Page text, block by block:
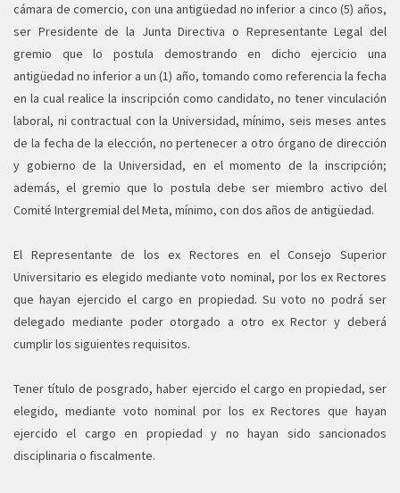
cámara de comercio, con una antigüedad no inferior a cinco (5) años,
ser Presidente de la Junta Directiva o Representante Legal del
gremio que lo postula demostrando en dicho ejercicio una
antigüedad no inferior a un (1) año, tomando como referencia la fecha
en la cual realice la inscripción como candidato, no tener vinculación
laboral, ni contractual con la Universidad, mínimo, seis meses antes
de la fecha de la elección, no pertenecer a otro órgano de dirección
y gobierno de la Universidad, en el momento de la inscripción;
además, el gremio que lo postula debe ser miembro activo del
Comité Intergremial del Meta, mínimo, con dos años de antigüedad.
El Representante de los ex Rectores en el Consejo Superior
Universitario es elegido mediante voto nominal, por los ex Rectores
que hayan ejercido el cargo en propiedad. Su voto no podrá ser
delegado mediante poder otorgado a otro ex Rector y deberá
cumplir los siguientes requisitos.
Tener título de posgrado, haber ejercido el cargo en propiedad, ser
elegido, mediante voto nominal por los ex Rectores que hayan
ejercido el cargo en propiedad y no hayan sido sancionados
disciplinaria o fiscalmente.